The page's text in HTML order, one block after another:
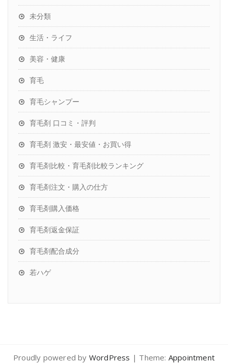
未分類
生活・ライフ
美容・健康
育毛
育毛シャンプー
育毛剤 口コミ・評判
育毛剤 激安・最安値・お買い得
育毛剤比較・育毛剤比較ランキング
育毛剤注文・購入の仕方
育毛剤購入価格
育毛剤返金保証
育毛剤配合成分
若ハゲ
Proudly powered by WordPress | Theme: Appointment